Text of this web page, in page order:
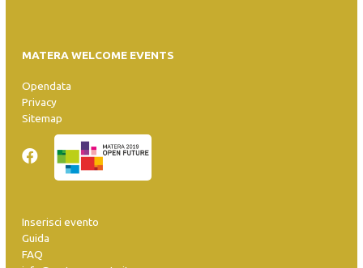
MATERA WELCOME EVENTS
Opendata
Privacy
Sitemap
Inserisci evento
Guida
FAQ